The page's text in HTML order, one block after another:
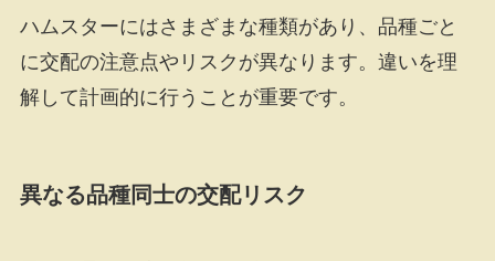
ハムスターにはさまざまな種類があり、品種ごと
に交配の注意点やリスクが異なります。違いを理
解して計画的に行うことが重要です。
異なる品種同士の交配リスク